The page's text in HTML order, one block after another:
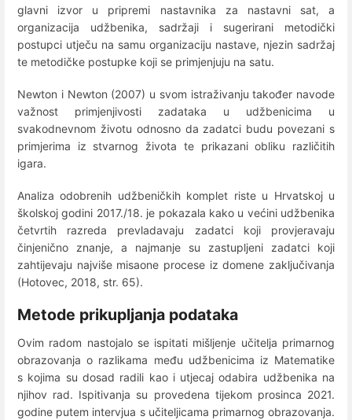
glavni izvor u pripremi nastavnika za nastavni sat, a
organizacija udžbenika, sadržaji i sugerirani metodički
postupci utječu na samu organizaciju nastave, njezin sadržaj
te metodičke postupke koji se primjenjuju na satu.
Newton i Newton (2007) u svom istraživanju također navode
važnost primjenjivosti zadataka u udžbenicima u
svakodnevnom životu odnosno da zadatci budu povezani s
primjerima iz stvarnog života te prikazani obliku različitih
igara.
Analiza odobrenih udžbeničkih komplet riste u Hrvatskoj u
školskoj godini 2017./18. je pokazala kako u većini udžbenika
četvrtih razreda prevladavaju zadatci koji provjeravaju
činjenično znanje, a najmanje su zastupljeni zadatci koji
zahtijevaju najviše misaone procese iz domene zaključivanja
(Hotovec, 2018, str. 65).
Metode prikupljanja podataka
Ovim radom nastojalo se ispitati mišljenje učitelja primarnog
obrazovanja o razlikama među udžbenicima iz Matematike
s kojima su dosad radili kao i utjecaj odabira udžbenika na
njihov rad. Ispitivanja su provedena tijekom prosinca 2021.
godine putem intervjua s učiteljicama primarnog obrazovanja.